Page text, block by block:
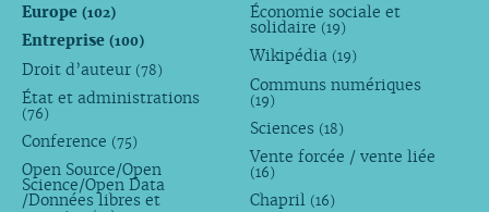
Europe (102)
Entreprise (100)
Droit d’auteur (78)
État et administrations
(76)
Conference (75)
Open Source/Open
Science/Open Data
/Données libres et
Économie sociale et
solidaire (19)
Wikipédia (19)
Communs numériques
(19)
Sciences (18)
Vente forcée / vente liée
(16)
Chapril (16)